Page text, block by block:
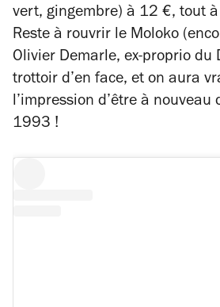
vert, gingembre) à 12 €, tout
Reste à rouvrir le Moloko
Olivier Demarle, ex-proprio du
trottoir d’en face, et on aura
l’impression d’être à nouveau
1993 !